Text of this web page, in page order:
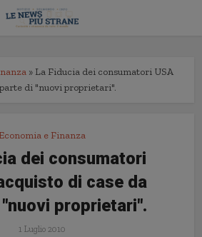
» La Fiducia dei consumatori USA
di "nuovi proprietari".
Economia e Finanza
dei consumatori
di case da
proprietari".
1 Luglio 2010